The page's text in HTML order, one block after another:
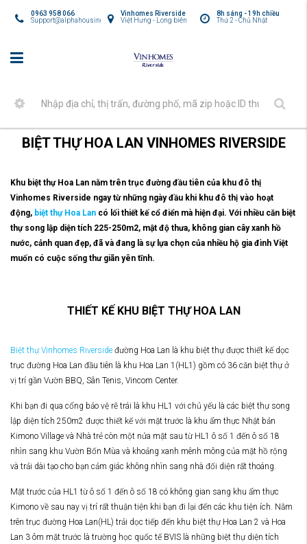
8h sáng - 19h chiều
Thứ 2 - Chủ Nhật
Vinhomes Riverside
Việt Hưng - Long biên
0963 958 066
Support@alphahousing.vn
BIỆT THỰ HOA LAN VINHOMES RIVERSIDE
Khu biệt thự Hoa Lan nằm trên trục đường đầu tiên của khu đô thị
Vinhomes Riverside ngay từ những ngày đầu khi khu đô thị vào hoạt
động, biệt thự Hoa Lan có lối thiết kế cổ điển mà hiện đại. Với nhiều căn biệt
thự song lập diện tích 225-250m2, mật độ thưa, không gian cây xanh hồ
nước, cảnh quan đẹp, đã và đang là sự lựa chọn của nhiều hộ gia đình Việt
muốn có cuộc sống thư giãn yên tĩnh.
THIẾT KẾ KHU BIỆT THỰ HOA LAN
Biệt thự Vinhomes Riverside đường Hoa Lan là khu biệt thự được thiết kế dọc
trục đường Hoa Lan đầu tiên là khu Hoa Lan 1(HL1) gồm có 36 căn biệt thự ở
vị trí gần Vườn BBQ, Sân Tenis, Vincom Center.
Khi bạn đi qua cổng bảo vệ rẽ trái là khu HL1 với chủ yếu là các biệt thự song
lập diện tích 250m2 được thiết kế với mặt trước là khu ẩm thực Nhật bản
Kimono Village và Nhà trẻ còn một nửa mặt sau từ HL1 ô số 1 đến ô số 18
nhìn sang khu Vườn Bốn Mùa và khoảng xanh mênh mông của mặt hồ rộng
và trải dài tạo cho bạn cảm giác không nhìn sang nhà đối diện rất thoáng.
Mặt trước của HL1 từ ô số 1 đến ô số 18 có không gian sang khu ẩm thực
Kimono về sau nay vị trí rất thuận tiện khi bạn đi lại đến các khu tiện ích. Nằm
trên trục đường Hoa Lan(HL) trải dọc tiếp đến khu biệt thự Hoa Lan 2 và Hoa
Lan 3 ôm mặt trước là trường học quốc tế BVIS là những biệt thự diện tích